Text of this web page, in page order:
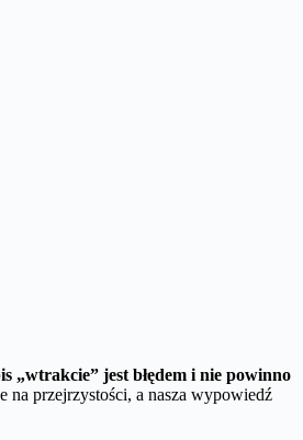
„wtrakcie” jest błędem i nie powinno
na przejrzystości, a nasza wypowiedź